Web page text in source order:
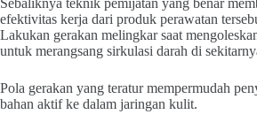
efektivitas kerja dari produk perawatan
Lakukan gerakan melingkar saat
untuk merangsang sirkulasi darah di
Pola gerakan yang teratur mempermudah
bahan aktif ke dalam jaringan kulit.